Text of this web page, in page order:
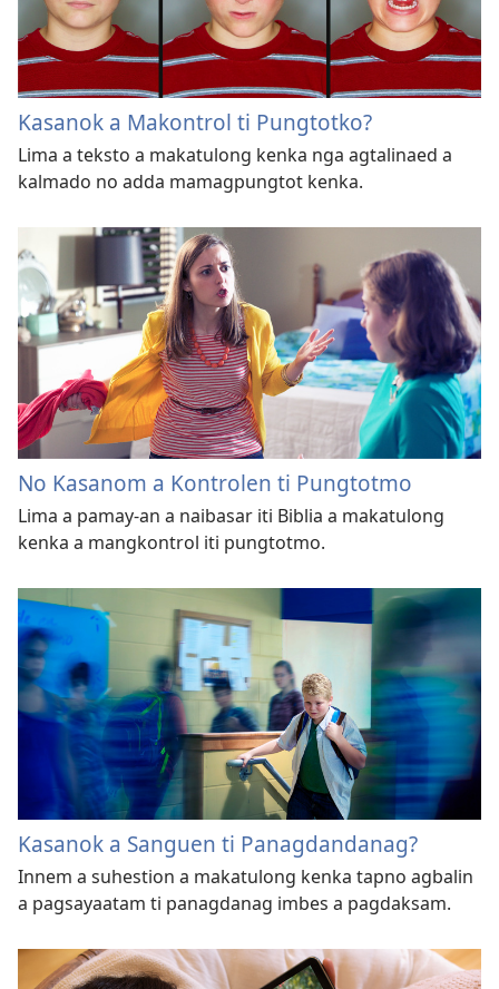
Kasanok a Makontrol ti Pungtotko?
Lima a teksto a makatulong kenka nga agtalinaed a
kalmado no adda mamagpungtot kenka.
No Kasanom a Kontrolen ti Pungtotmo
Lima a pamay-an a naibasar iti Biblia a makatulong
kenka a mangkontrol iti pungtotmo.
Kasanok a Sanguen ti Panagdandanag?
Innem a suhestion a makatulong kenka tapno agbalin
a pagsayaatam ti panagdanag imbes a pagdaksam.